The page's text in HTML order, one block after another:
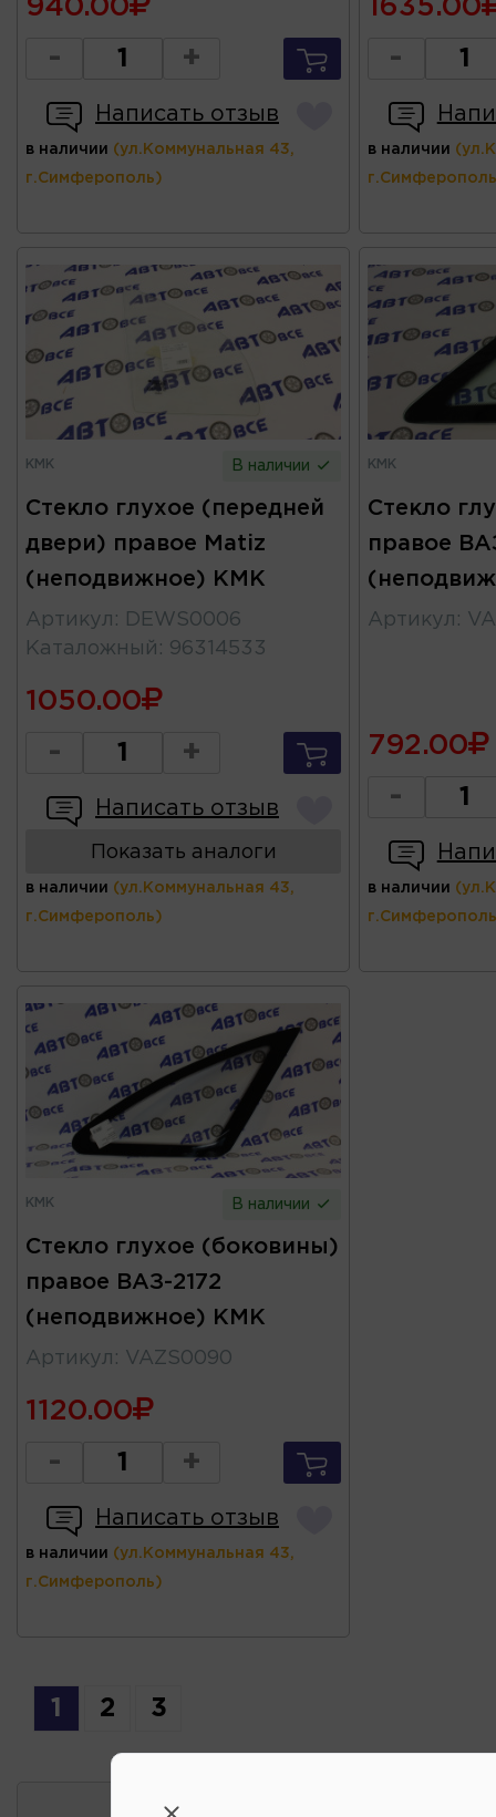
940.00
- +
Написать отзыв
в наличии (ул.Коммунальная 43,
г.Симферополь)
1635.00
-
в наличии
КМК В наличии
Стекло глухое (передней
двери) правое Matiz
(неподвижное) КМК
Артикул :
DEWS0006
Каталожный : 96314533
1050.00
- +
Написать отзыв
Показать аналоги
в наличии (ул.Коммунальная 43,
г.Симферополь)
КМК
Стекло
правое
Артикул :
792.00
-
в наличии
КМК В наличии
Стекло глухое (боковины)
правое ВАЗ-2172
(неподвижное) КМК
Артикул : VAZS0090
1120.00
- +
Написать отзыв
в наличии (ул.Коммунальная 43,
г.Симферополь)
1 2 3